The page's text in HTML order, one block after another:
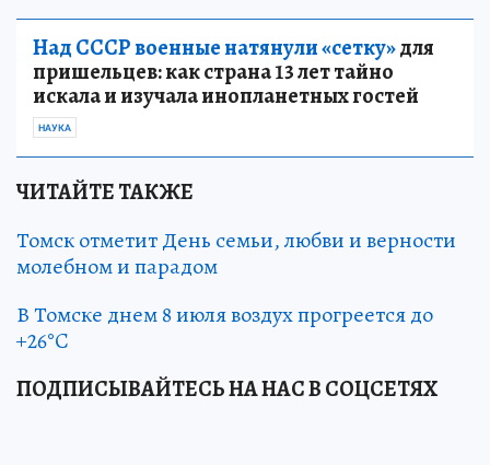
Над СССР военные натянули «сетку»для
пришельцев: как страна 13 лет тайно
искала и изучала инопланетных гостей
НАУКА
ЧИТАЙТЕ ТАКЖЕ
Томск отметит День семьи, любви и верности
молебном и парадом
В Томске днем 8 июля воздух прогреется до
+26°C
ПОДПИСЫВАЙТЕСЬ НА НАС В СОЦСЕТЯХ